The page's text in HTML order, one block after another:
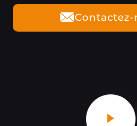
Contactez-